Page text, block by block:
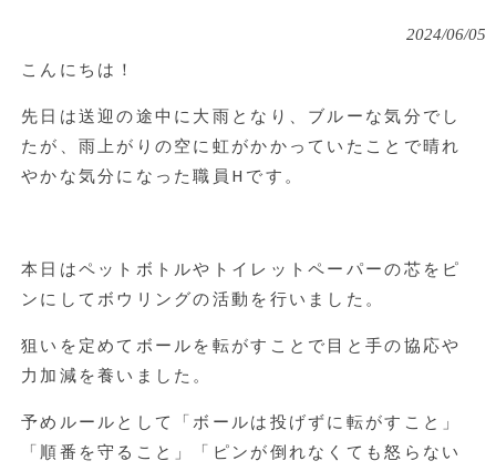
2024/06/05
こんにちは！
先日は送迎の途中に大雨となり、ブルーな気分でし
たが、雨上がりの空に虹がかかっていたことで晴れ
やかな気分になった職員 H です。
本日はペットボトルやトイレットペーパーの芯をピ
ンにしてボウリングの活動を行いました。
狙いを定めてボールを転がすことで目と手の協応や
力加減を養いました。
予めルールとして「ボールは投げずに転がすこと」
「順番を守ること」「ピンが倒れなくても怒らない